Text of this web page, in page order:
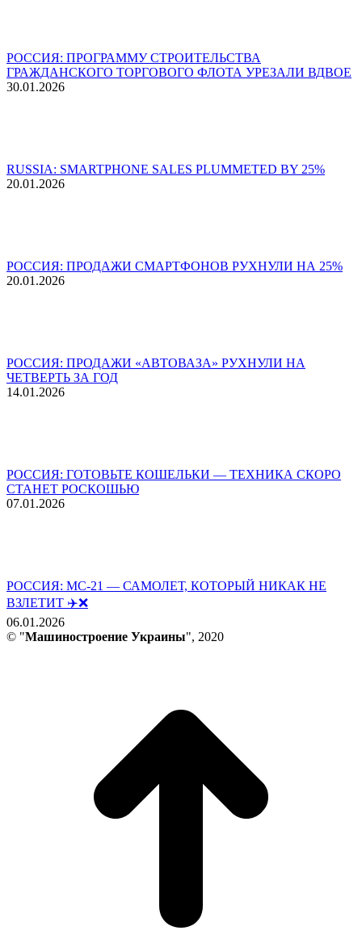
РОССИЯ: ПРОГРАММУ СТРОИТЕЛЬСТВА
ГРАЖДАНСКОГО ТОРГОВОГО ФЛОТА УРЕЗАЛИ ВДВОЕ
30.01.2026
RUSSIA: SMARTPHONE SALES PLUMMETED BY 25%
20.01.2026
РОССИЯ: ПРОДАЖИ СМАРТФОНОВ РУХНУЛИ НА 25%
20.01.2026
РОССИЯ: ПРОДАЖИ «АВТОВАЗА» РУХНУЛИ НА
ЧЕТВЕРТЬ ЗА ГОД
14.01.2026
РОССИЯ: ГОТОВЬТЕ КОШЕЛЬКИ — ТЕХНИКА СКОРО
СТАНЕТ РОСКОШЬЮ
07.01.2026
РОССИЯ: МС-21 — САМОЛЕТ, КОТОРЫЙ НИКАК НЕ
ВЗЛЕТИТ ✈️❌
06.01.2026
© "Машиностроение Украины", 2020